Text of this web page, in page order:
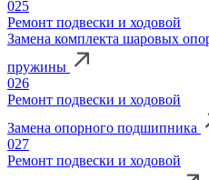
025
Ремонт подвески и ходовой
Замена комплекта шаровых
пружины
026
Ремонт подвески и ходовой
Замена опорного подшипника
027
Ремонт подвески и ходовой